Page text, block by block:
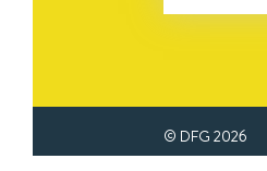
© DFG 2026